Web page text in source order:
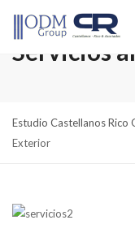
Servicios
Estudio Castellanos Rico
Exterior